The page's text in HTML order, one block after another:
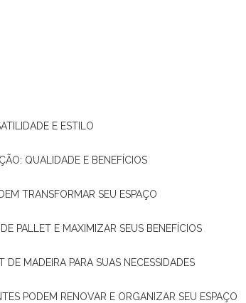
E ESTILO
QUALIDADE E BENEFÍCIOS
TRANSFORMAR SEU ESPAÇO
PALLET E MAXIMIZAR SEUS BENEFÍCIOS
DE MADEIRA PARA SUAS NECESSIDADES
PODEM RENOVAR E ORGANIZAR SEU ESPAÇO